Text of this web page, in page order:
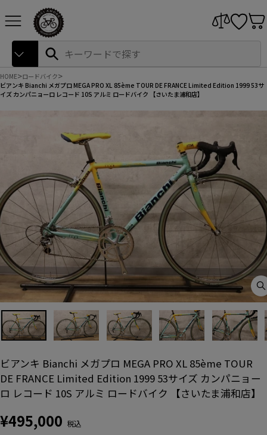
文
へ
ッ
プ
サイトナビゲーション
Search
検
HOME ロードバイク
ビアンキ Bianchi メガプロ MEGA PRO XL 85ème TOUR DE FRANCE Limited Edition 1999 53サ
イズ カンパニョーロ レコード 10S アルミ ロードバイク 【さいたま浦和店】
ビアンキ Bianchi メガプロ MEGA PRO XL 85ème TOUR
DE FRANCE Limited Edition 1999 53サイズ カンパニョー
ロ レコード 10S アルミ ロードバイク 【さいたま浦和店】
通
常
¥495,000